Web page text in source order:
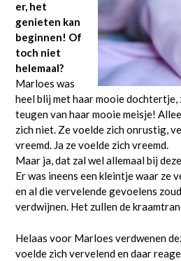
er, het
genieten kan
beginnen! Of
toch niet
helemaal?
Marloes was
heel blij met haar mooie
teugen van haar mooie meisje!
zich niet. Ze voelde zich onrustig,
vreemd. Ja ze voelde zich vreemd.
Maar ja, dat zal wel allemaal bij
Er was ineens een kleintje waar ze
en al die vervelende gevoelens
verdwijnen. Het zullen de
Helaas voor Marloes verdwenen
voelde zich vervelend en daar